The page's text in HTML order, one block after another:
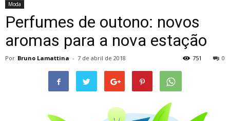
Moda
Perfumes de outono: novos
aromas para a nova estação
Por Bruno Lamattina - 7 de abril de 2018 0
751